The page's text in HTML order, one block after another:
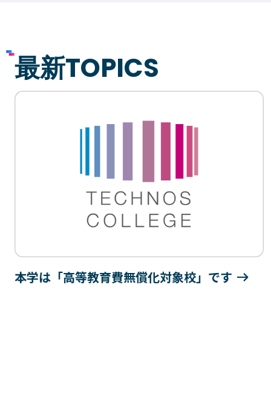
最新TOPICS
本学は「高等教育費無償化対象校」です